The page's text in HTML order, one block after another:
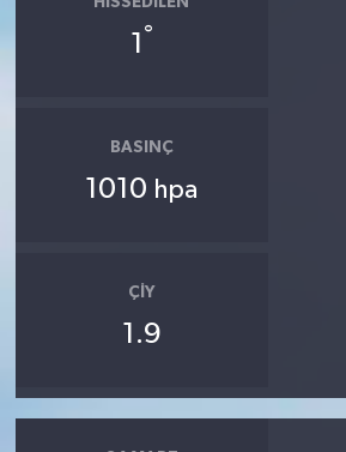
1 °
BASINÇ
1010 hpa
ÇIY
1.9